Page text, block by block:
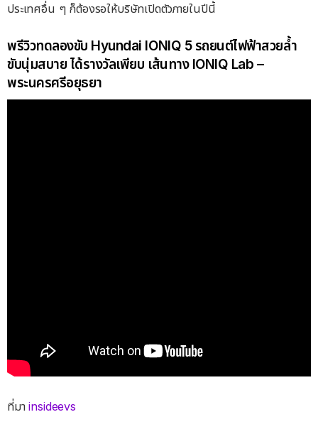
ประเทศอื่น ๆ ก็ต้องรอให้บริษัทเปิดตัวภายในปีนี้
พรีวิวทดลองขับ Hyundai IONIQ 5 รถยนต์ไฟฟ้าสวยล้ำ
ขับนุ่มสบาย ได้รางวัลเพียบ เส้นทาง IONIQ Lab –
พระนครศรีอยุธยา
ที่มาinsideevs